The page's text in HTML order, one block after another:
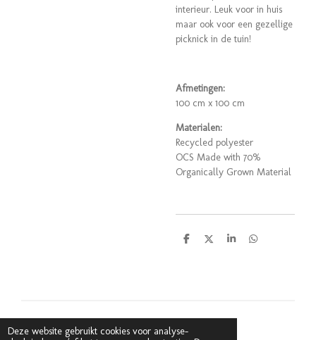
Deze website gebruikt cookies voor analyse-
interieur. Leuk voor in huis
maar ook voor een gezellige
picknick in de tuin!
Afmetingen:
100 cm x 100 cm
Materialen:
Recycled polyester
OCS Made with 70%
Organically Grown Material
D
D
S
D
© 2020 Coucou Antwerpen